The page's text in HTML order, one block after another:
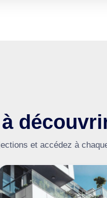
et accédez à